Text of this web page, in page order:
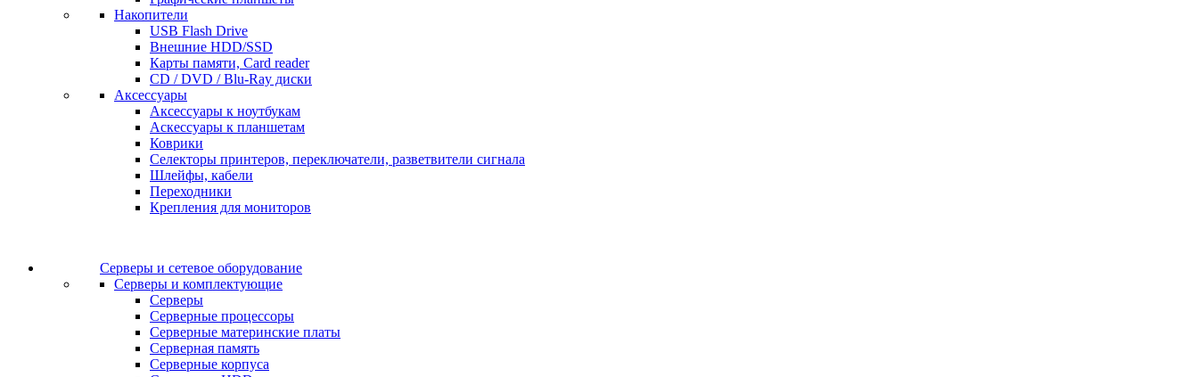
Накопители
USB Flash Drive
Внешние HDD/SSD
Карты памяти, Card reader
CD / DVD / Blu-Ray диски
Аксессуары
Аксессуары к ноутбукам
Аскессуары к планшетам
Коврики
Селекторы принтеров, переключатели, разветвители сигнала
Шлейфы, кабели
Переходники
Крепления для мониторов
Серверы и сетевое оборудование
Серверы и комплектующие
Серверы
Серверные процессоры
Серверные материнские платы
Серверная память
Серверные корпуса